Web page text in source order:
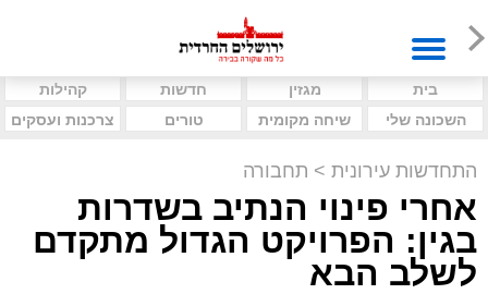
בית מגזין חדשות
קהילות
השכונה שלי
שיחה מקומית טורים צרכנות ועסקים
התחדשות עירונית > תחבורה
אחרי פינוי הנתיב בשדרות
בגין: הפרויקט הגדול מתקדם
לשלב הבא